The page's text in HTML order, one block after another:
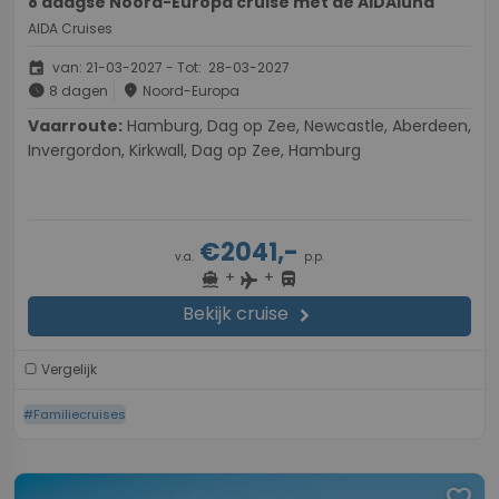
AIDA Cruises
event van: 21-03-2027 - Tot: 28-03-2027
schedule 8 dagen place Noord-Europa
Vaarroute:
Invergordon, Kirkwall, Dag op Zee, Hamburg
v.a. €2041,- p.p.
directions_boat + flight + directions_bus
Bekijk cruise chevron_right
Vergelijk
#Familiecruises